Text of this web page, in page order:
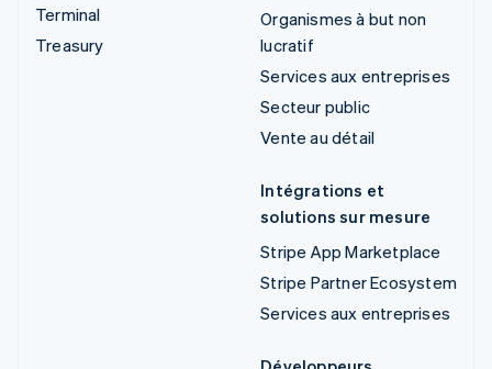
Terminal
Treasury
Organismes à but non
lucratif
Services aux entreprises
Secteur public
Vente au détail
Intégrations et
solutions sur mesure
Stripe App Marketplace
Stripe Partner Ecosystem
Services aux entreprises